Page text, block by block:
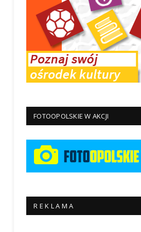
FOTOOPOLSKIE W AKCJI
R E K L A M A